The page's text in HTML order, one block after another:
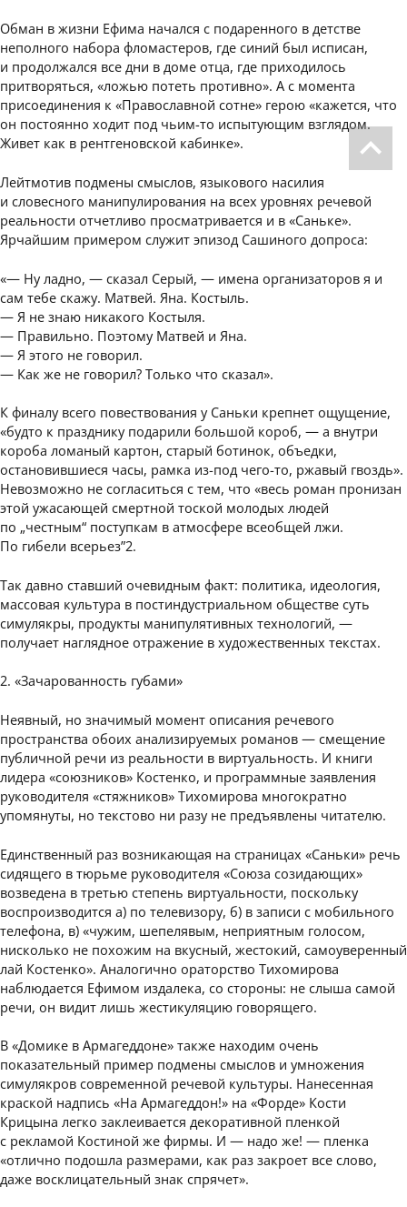
Обман в жизни Ефима начался с подаренного в детстве
неполного набора фломастеров, где синий был исписан,
и продолжался все дни в доме отца, где приходилось
притворяться, «ложью потеть противно». А с момента
присоединения к «Православной сотне» герою «кажется, что
он постоянно ходит под чьим-то испытующим взглядом.
Живет как в рентгеновской кабинке».
Лейтмотив подмены смыслов, языкового насилия
и словесного манипулирования на всех уровнях речевой
реальности отчетливо просматривается и в «Саньке».
Ярчайшим примером служит эпизод Сашиного допроса:
«— Ну ладно, — сказал Серый, — имена организаторов я и
сам тебе скажу. Матвей. Яна. Костыль.
— Я не знаю никакого Костыля.
— Правильно. Поэтому Матвей и Яна.
— Я этого не говорил.
— Как же не говорил? Только что сказал».
К финалу всего повествования у Саньки крепнет ощущение,
«будто к празднику подарили большой короб, — а внутри
короба ломаный картон, старый ботинок, объедки,
остановившиеся часы, рамка из-под чего-то, ржавый гвоздь».
Невозможно не согласиться с тем, что «весь роман пронизан
этой ужасающей смертной тоской молодых людей
по „честным“ поступкам в атмосфере всеобщей лжи.
По гибели всерьез”2.
Так давно ставший очевидным факт: политика, идеология,
массовая культура в постиндустриальном обществе суть
симулякры, продукты манипулятивных технологий, —
получает наглядное отражение в художественных текстах.
2. «Зачарованность губами»
Неявный, но значимый момент описания речевого
пространства обоих анализируемых романов — смещение
публичной речи из реальности в виртуальность. И книги
лидера «союзников» Костенко, и программные заявления
руководителя «стяжников» Тихомирова многократно
упомянуты, но текстово ни разу не предъявлены читателю.
Единственный раз возникающая на страницах «Саньки» речь
сидящего в тюрьме руководителя «Союза созидающих»
возведена в третью степень виртуальности, поскольку
воспроизводится а) по телевизору, б) в записи с мобильного
телефона, в) «чужим, шепелявым, неприятным голосом,
нисколько не похожим на вкусный, жестокий, самоуверенный
лай Костенко». Аналогично ораторство Тихомирова
наблюдается Ефимом издалека, со стороны: не слыша самой
речи, он видит лишь жестикуляцию говорящего.
В «Домике в Армагеддоне» также находим очень
показательный пример подмены смыслов и умножения
симулякров современной речевой культуры. Нанесенная
краской надпись «На Армагеддон!» на «Форде» Кости
Крицына легко заклеивается декоративной пленкой
с рекламой Костиной же фирмы. И — надо же! — пленка
«отлично подошла размерами, как раз закроет все слово,
даже восклицательный знак спрячет».